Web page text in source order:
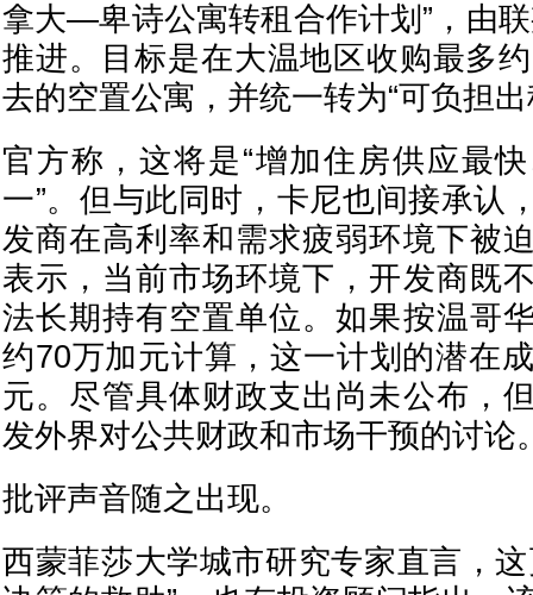
拿大—卑诗公寓转租合作计划”，由
推进。目标是在大温地区收购最多
去的空置公寓，并统一转为“可负担出
官方称，这将是“增加住房供应最
一”。但与此同时，卡尼也间接承认
发商在高利率和需求疲弱环境下被
表示，当前市场环境下，开发商既
法长期持有空置单位。如果按温哥
约70万加元计算，这一计划的潜在
元。尽管具体财政支出尚未公布，
发外界对公共财政和市场干预的讨论
批评声音随之出现。
西蒙菲莎大学城市研究专家直言，